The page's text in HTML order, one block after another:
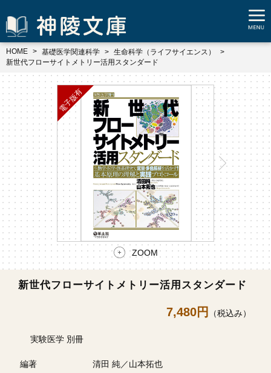
HOME 基礎医学関連科学
生命科学（ライフサイエンス）
新世代フローサイトメトリー活用スタンダード
ZOOM
新世代フローサイトメトリー活用スタンダード
7,480円 （税込み）
実験医学 別冊
編著
清田 純／山本拓也